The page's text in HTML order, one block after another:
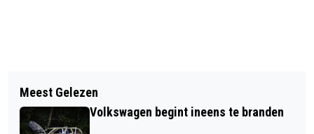
MOGELIJK STUKJES METAAL IN AH
PINDA'S EXTRA GROOT GEZOUTEN
RIJNSTATE ZET ALS EERSTE
ZIEKENHUIS VERTAAL-APP IN VOOR
Meest Gelezen
Volkswagen begint ineens te branden